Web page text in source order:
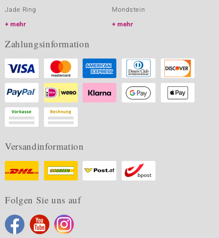
Jade Ring
mehr
Mondstein
mehr
Zahlungsinformation
Versandinformation
Folgen Sie uns auf